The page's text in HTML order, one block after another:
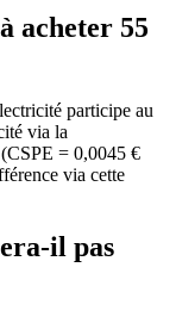
acheter 55
participe au
via la
= 0,0045 €
via cette
il pas